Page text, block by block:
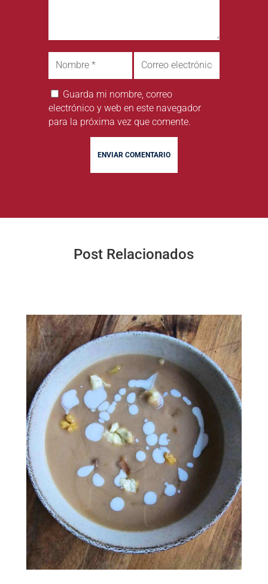
Guarda mi nombre, correo
electrónico y web en este navegador
para la próxima vez que comente.
ENVIAR COMENTARIO
Post Relacionados